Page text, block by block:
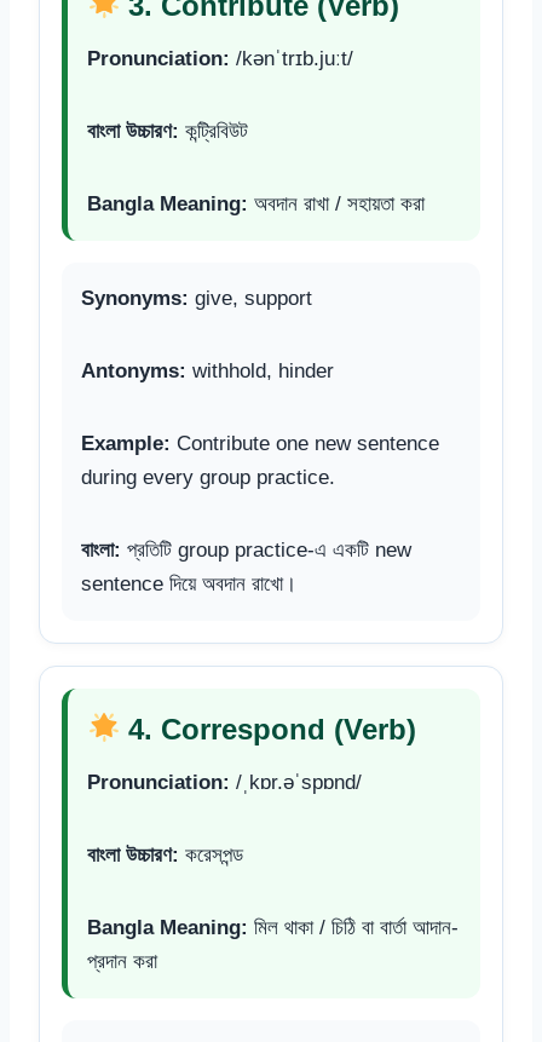
Pronunciation: /kənˈtrɪb.juːt/
বাংলা উচ্চারণ: কন্ট্রিবিউট
Bangla Meaning: অবদান রাখা / সহায়তা করা
Synonyms: give, support
Antonyms: withhold, hinder
Example: Contribute one new sentence
during every group practice.
বাংলা: প্রতিটি group practice-এ একটি new
sentence দিয়ে অবদান রাখো।
4. Correspond (Verb)
Pronunciation: /ˌkɒr.əˈspɒnd/
বাংলা উচ্চারণ: করেসপন্ড
Bangla Meaning: মিল থাকা / চিঠি বা বার্তা আদান-
প্রদান করা